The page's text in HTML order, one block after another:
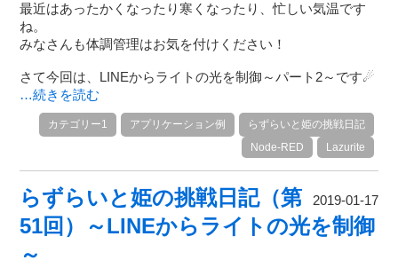
最近はあったかくなったり寒くなったり、忙しい気温です
ね。
みなさんも体調管理はお気を付けください！
さて今回は、LINEからライトの光を制御～パート2～です☄
…続きを読む
らずらいと姫の挑戦日記
アプリケーション例
カテゴリー1
Lazurite
Node-RED
2019-01-17
らずらいと姫の挑戦日記（第
51回）～LINEからライトの光を制御
～